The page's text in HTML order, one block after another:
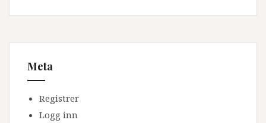
Meta
Registrer
Logg inn